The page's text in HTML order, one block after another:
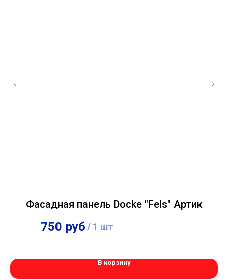
Фасадная панель Docke "Fels" Артик
750 руб/ 1 шт
В корзину